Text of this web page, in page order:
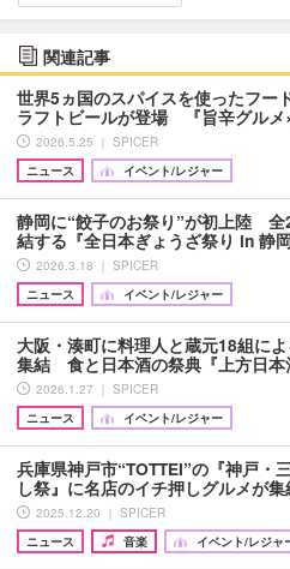
関連記事
世界5ヵ国のスパイスを使ったフー
ラフトビールが登場 『旨辛グル
2026.5.25 ｜ SPICER
ニュース
イベント/レジャー
静岡に“餃子のお祭り”が初上陸 全
結する『全日本ぎょうざ祭り in 静
2026.3.18 ｜ SPICER
ニュース
イベント/レジャー
大阪・湊町に料理人と蔵元18組に
集結 食と日本酒の祭典『上方日
2026.1.27 ｜ SPICER
ニュース
イベント/レジャー
兵庫県神戸市“TOTTEI”の『神戸・
し祭』に名店のイチ押しグルメが
2025.12.20 ｜ SPICER
ニュース
音楽 イベント/レジャ